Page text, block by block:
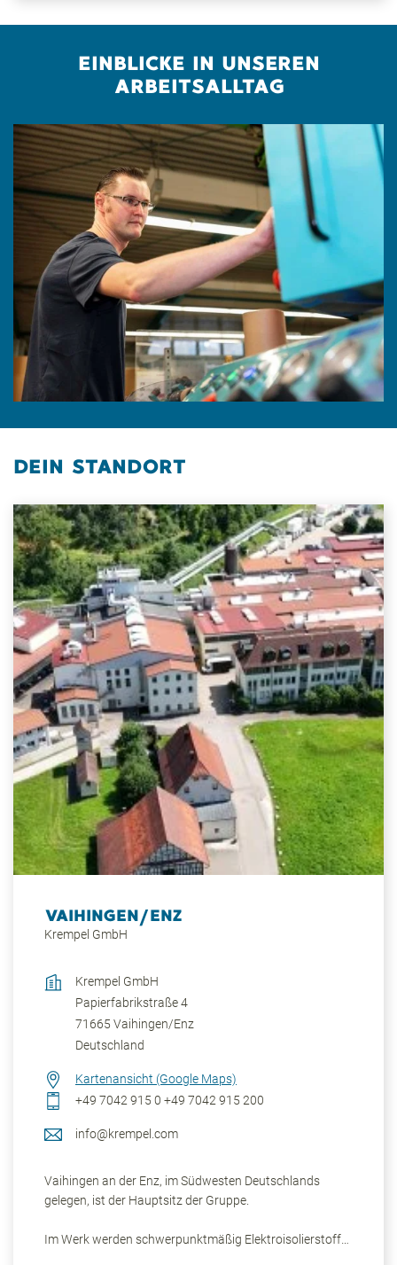
EINBLICKE IN UNSEREN
ARBEITSALLTAG
DEIN STANDORT
VAIHINGEN/ENZ
Krempel GmbH
Krempel GmbH
Papierfabrikstraße 4
71665 Vaihingen/Enz
Deutschland
Kartenansicht (Google Maps)
+49 7042 915 0 +49 7042 915 200
info@krempel.com
Vaihingen an der Enz, im Südwesten Deutschlands
gelegen, ist der Hauptsitz der Gruppe.
Im Werk werden schwerpunktmäßig Elektroisolierstoffe